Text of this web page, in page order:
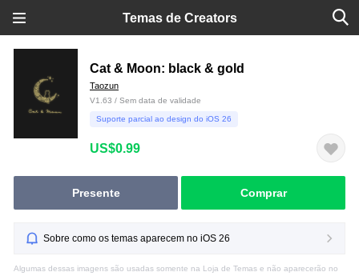
Temas de Creators
Cat & Moon: black & gold
Taozun
V1.63 / Sem data de validade
Suporte parcial ao design do iOS 26
US$0.99
Presente Comprar
Sobre como os temas aparecem no iOS 26
Algumas dessas imagens são usadas somente na Loja de Temas e não aparecerão no